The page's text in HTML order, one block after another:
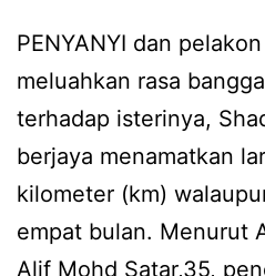
PENYANYI dan
meluahkan rasa
terhadap isterinya,
berjaya menamatkan
kilometer (km)
empat bulan. Menurut
Alif Mohd Satar,35,